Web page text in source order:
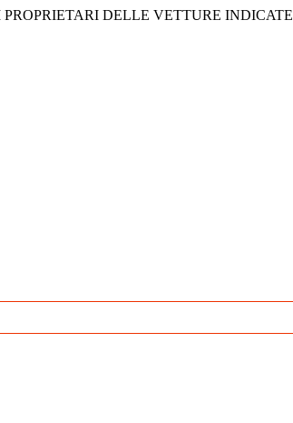
DELLE VETTURE INDICATE